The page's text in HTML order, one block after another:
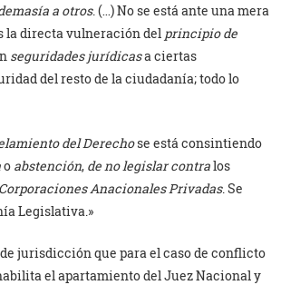
a otros. (…) No se está ante una mera
la directa vulneración del principio de
seguridades jurídicasa ciertas
del resto de la ciudadanía; todo lo
del Derechose está consintiendo
o abstención, de no legislar contralos
Corporaciones Anacionales Privadas. Se
Legislativa.»
jurisdicción que para el caso de conflicto
el apartamiento del Juez Nacional y